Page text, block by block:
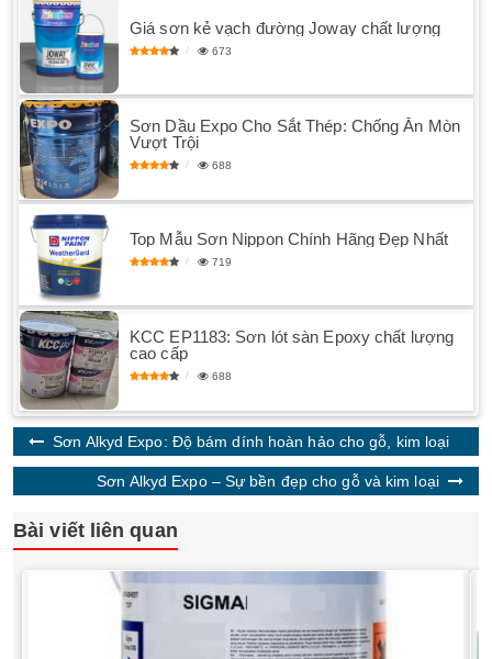
Giá sơn kẻ vạch đường Joway chất lượng
673
Sơn Dầu Expo Cho Sắt Thép: Chống Ăn Mòn
Vượt Trội
688
Top Mẫu Sơn Nippon Chính Hãng Đẹp Nhất
719
KCC EP1183: Sơn lót sàn Epoxy chất lượng
cao cấp
688
Sơn Alkyd Expo: Độ bám dính hoàn hảo cho gỗ, kim loại
Sơn Alkyd Expo – Sự bền đẹp cho gỗ và kim loại
Bài viết liên quan